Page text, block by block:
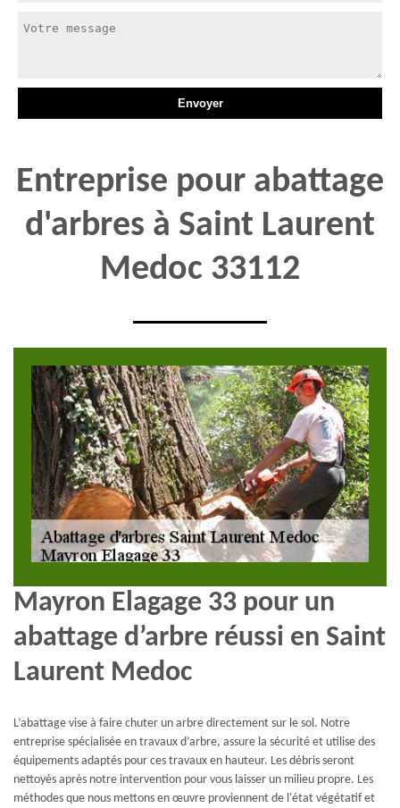
Entreprise pour abattage
d'arbres à Saint Laurent
Medoc 33112
Mayron Elagage 33 pour un
abattage d’arbre réussi en Saint
Laurent Medoc
L’abattage vise à faire chuter un arbre directement sur le sol. Notre
entreprise spécialisée en travaux d’arbre, assure la sécurité et utilise des
équipements adaptés pour ces travaux en hauteur. Les débris seront
nettoyés après notre intervention pour vous laisser un milieu propre. Les
méthodes que nous mettons en œuvre proviennent de l'état végétatif et